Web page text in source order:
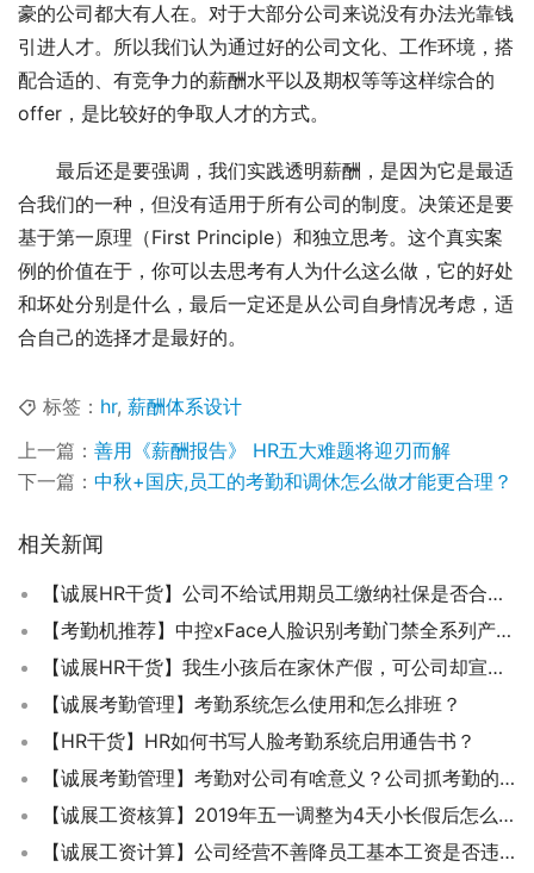
豪的公司都大有人在。对于大部分公司来说没有办法光靠钱
引进人才。所以我们认为通过好的公司文化、工作环境，搭
配合适的、有竞争力的薪酬水平以及期权等等这样综合的
offer，是比较好的争取人才的方式。
最后还是要强调，我们实践透明薪酬，是因为它是最适
合我们的一种，但没有适用于所有公司的制度。决策还是要
基于第一原理（First Principle）和独立思考。这个真实案
例的价值在于，你可以去思考有人为什么这么做，它的好处
和坏处分别是什么，最后一定还是从公司自身情况考虑，适
合自己的选择才是最好的。
标签： hr, 薪酬体系设计
上一篇： 善用《薪酬报告》 HR五大难题将迎刃而解
下一篇： 中秋+国庆,员工的考勤和调休怎么做才能更合理？
相关新闻
【诚展HR干货】公司不给试用期员工缴纳社保是否合法？
【考勤机推荐】中控xFace人脸识别考勤门禁全系列产品介绍
【诚展HR干货】我生小孩后在家休产假，可公司却宣布破产，公司应该怎么补偿我？
【诚展考勤管理】考勤系统怎么使用和怎么排班？
【HR干货】HR如何书写人脸考勤系统启用通告书？
【诚展考勤管理】考勤对公司有啥意义？公司抓考勤的目的是什么？
【诚展工资核算】2019年五一调整为4天小长假后怎么计算加班工资？
【诚展工资计算】公司经营不善降员工基本工资是否违反劳动法？